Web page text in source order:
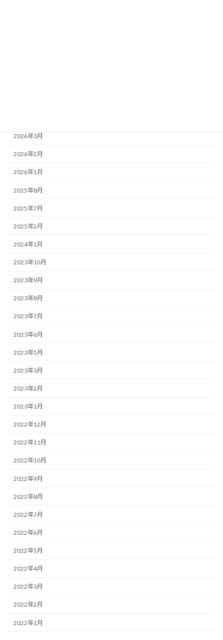
2026年3月
2026年2月
2026年1月
2025年8月
2025年7月
2025年2月
2024年1月
2023年10月
2023年9月
2023年8月
2023年7月
2023年6月
2023年5月
2023年3月
2023年2月
2023年1月
2022年12月
2022年11月
2022年10月
2022年9月
2022年8月
2022年7月
2022年6月
2022年5月
2022年4月
2022年3月
2022年2月
2022年1月